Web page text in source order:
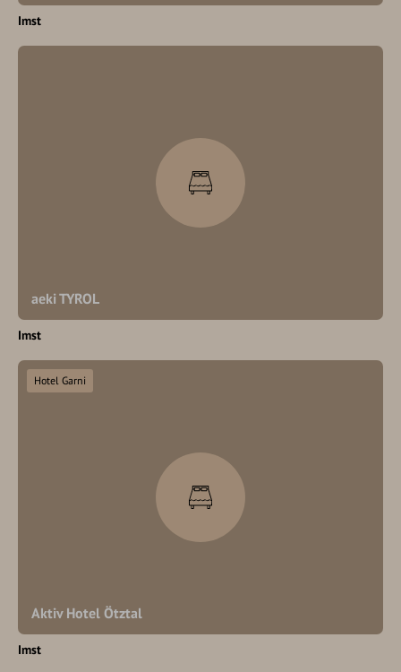
Imst
aeki TYROL
Imst
Aktiv Hotel Ötztal
Hotel Garni
Imst